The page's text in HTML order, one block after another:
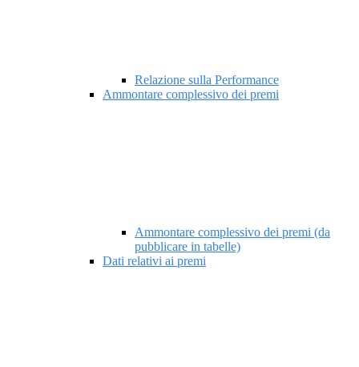
Relazione sulla Performance
Ammontare complessivo dei premi
Ammontare complessivo dei premi (da
pubblicare in tabelle)
Dati relativi ai premi